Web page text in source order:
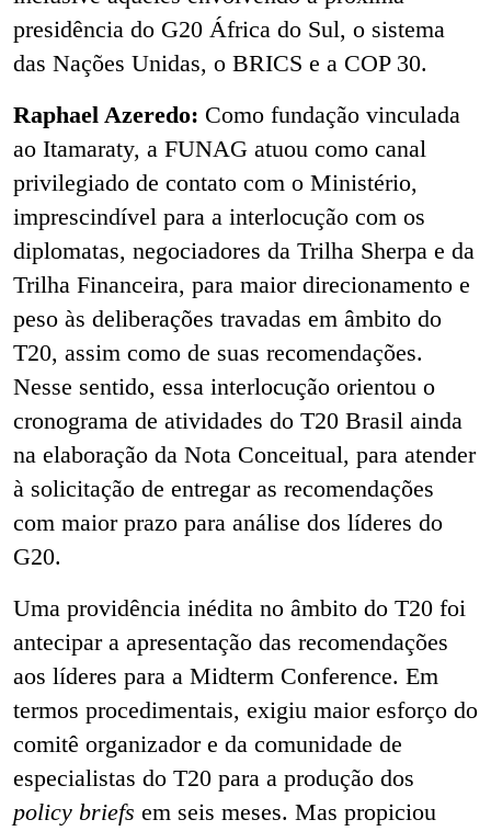
presidência do G20 África do Sul, o sistema
das Nações Unidas, o BRICS e a COP 30.
Raphael Azeredo: Como fundação vinculada
ao Itamaraty, a FUNAG atuou como canal
privilegiado de contato com o Ministério,
imprescindível para a interlocução com os
diplomatas, negociadores da Trilha Sherpa e da
Trilha Financeira, para maior direcionamento e
peso às deliberações travadas em âmbito do
T20, assim como de suas recomendações.
Nesse sentido, essa interlocução orientou o
cronograma de atividades do T20 Brasil ainda
na elaboração da Nota Conceitual, para atender
à solicitação de entregar as recomendações
com maior prazo para análise dos líderes do
G20.
Uma providência inédita no âmbito do T20 foi
antecipar a apresentação das recomendações
aos líderes para a Midterm Conference. Em
termos procedimentais, exigiu maior esforço do
comitê organizador e da comunidade de
especialistas do T20 para a produção dos
policy briefs em seis meses. Mas propiciou